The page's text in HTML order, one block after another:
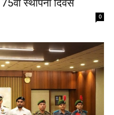
स्थापना दिवस
0